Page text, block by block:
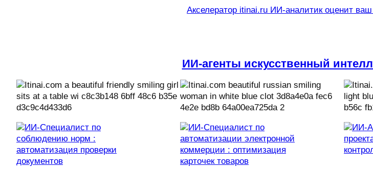
Акселератор itinai.ru ИИ-аналитик оценит
ИИ-агенты искусственный